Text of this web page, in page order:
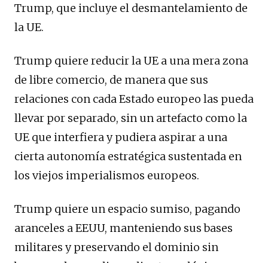
Trump, que incluye el desmantelamiento de
la UE.
Trump quiere reducir la UE a una mera zona
de libre comercio, de manera que sus
relaciones con cada Estado europeo las pueda
llevar por separado, sin un artefacto como la
UE que interfiera y pudiera aspirar a una
cierta autonomía estratégica sustentada en
los viejos imperialismos europeos.
Trump quiere un espacio sumiso, pagando
aranceles a EEUU, manteniendo sus bases
militares y preservando el dominio sin